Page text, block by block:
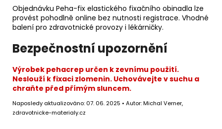
Objednávku Peha-fix elastického fixačního obinadla lze
provést pohodlně online bez nutnosti registrace. Vhodné
balení pro zdravotnické provozy i lékárničky.
Bezpečnostní upozornění
Výrobek pehacrep určen k zevnímu použití.
Neslouží k fixaci zlomenin. Uchovávejte v suchu a
chraňte před přímým sluncem.
Naposledy aktualizováno: 07. 06. 2025 • Autor: Michal Verner,
zdravotnicke-materialy.cz